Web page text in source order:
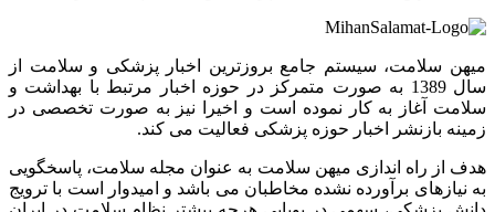
میهن سلامت، سیستم جامع بروزترین اخبار پزشکی و سلامت از
سال 1389 به صورت متمرکز در حوزه اخبار مرتبط با بهداشت و
سلامت آغاز به کار نموده است و اخیرا نیز به صورت تخصصی در
زمینه بازنشر اخبار حوزه پزشکی فعالیت می کند.
هدف از راه اندازی میهن سلامت به عنوان مجله سلامت، پاسخگویی
به نیازهای برآورده نشده مخاطبان می باشد و امیدوار است با ترویج